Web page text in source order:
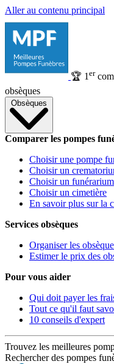
Aller au contenu principal
🏆 1 er
obsèques
Obsèques
Comparer les pompes
Choisir une pompe
Choisir un
Choisir un funérarium
Choisir un cimetière
En savoir plus sur la
Services obsèques
Organiser les
Estimer le prix des
Pour vous aider
Qui doit payer les
Tout ce qu'il faut
10 conseils d'expert
Trouvez les meilleures
Rechercher des pompes